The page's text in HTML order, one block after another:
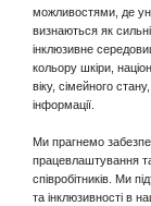
можливостями, де
визнаються як
інклюзивне
кольору шкіри,
віку, сімейного
інформації.
Ми прагнемо
працевлаштування
співробітників. Ми
та інклюзивності в